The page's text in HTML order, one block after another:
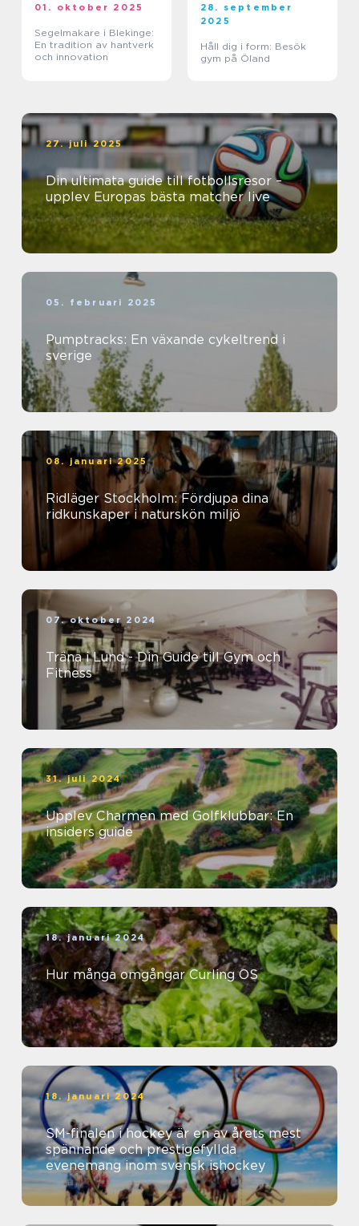
01. oktober 2025
Segelmakare i Blekinge:
En tradition av hantverk
och innovation
28. september
2025
Håll dig i form: Besök
gym på Öland
27. juli 2025
Din ultimata guide till fotbollsresor –
upplev Europas bästa matcher live
05. februari 2025
Pumptracks: En växande cykeltrend i
sverige
08. januari 2025
Ridläger Stockholm: Fördjupa dina
ridkunskaper i naturskön miljö
07. oktober 2024
Träna i Lund - Din Guide till Gym och
Fitness
31. juli 2024
Upplev Charmen med Golfklubbar: En
insiders guide
18. januari 2024
Hur många omgångar Curling OS
18. januari 2024
SM-finalen i hockey är en av årets mest
spännande och prestigefyllda
evenemang inom svensk ishockey